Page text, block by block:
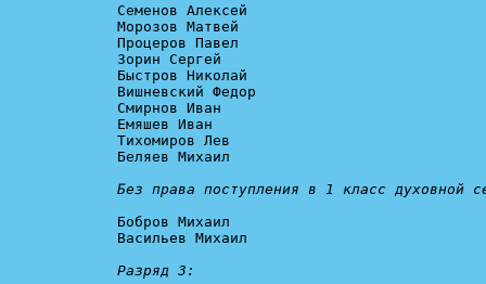
Семенов Алексей
Морозов Матвей
Процеров Павел
Зорин Сергей
Быстров Николай
Вишневский Федор
Смирнов Иван
Емяшев Иван
Тихомиров Лев
Беляев Михаил
Без права поступления в 1 класс духовной
Бобров Михаил
Васильев Михаил
Разряд 3: